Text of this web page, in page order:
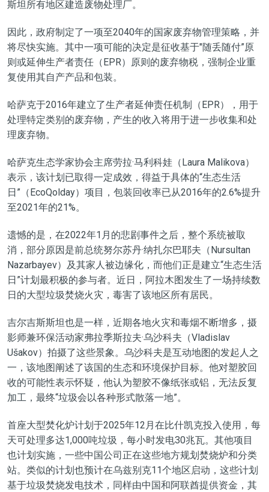
斯坦所有地区建造废物处理厂。
因此，政府制定了一项至2040年的国家废弃物管理策略，并
将尽快实施。其中一项可能的决定是征收基于"随丢随付”原
则或延伸生产者责任（EPR）原则的废弃物税，强制企业重
复使用其自产产品和包装。
哈萨克于2016年建立了生产者延伸责任机制（EPR），用于
处理特定类别的废弃物，产生的收入将用于进一步收集和处
理废弃物。
哈萨克生态学家协会主席劳拉·马利科娃（Laura Malikova）
表示，该计划已取得一定成效，得益于具体的“生态生活
日”（EcoQolday）项目，包装回收率已从2016年的2.6%提升
至2021年的21%。
遗憾的是，在2022年1月的悲剧事件之后，整个系统被取
消，部分原因是前总统努尔苏丹·纳扎尔巴耶夫（Nursultan
Nazarbayev）及其家人被边​​缘化，而他们正是建立“生态生活
日”计划最积极的参与者。近日，阿拉木图发生了一场持续数
日的大型垃圾焚烧火灾，毒害了该地区所有居民。
吉尔吉斯斯坦也是一样，近期各地火灾和毒烟不断增多，摄
影师兼环保活动家弗拉季斯拉夫·乌沙科夫（Vladislav
Ušakov）拍摄了这些景象。乌沙科夫是互动地图的发起人之
一，该地图阐述了该国的生态和环境保护目标。他对塑胶回
收的可能性表示怀疑，他认为塑胶不像纸张或铝，无法反复
加工，最终“垃圾会以各种形式散落一地”。
首座大型焚化炉计划于2025年12月在比什凯克投入使用，每
天可处理多达1,000吨垃圾，每小时发电30兆瓦。其他项目
也计划实施，一些中国公司正在这些地方规划焚烧炉和分类
站。类似的计划也预计在乌兹别克11个地区启动，这些计划
基于垃圾焚烧发电技术，同样由中国和阿联酋提供资金，其